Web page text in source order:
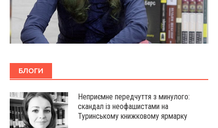
БЛОГИ
Неприємне передчуття з минулого:
скандал із неофашистами на
Туринському книжковому ярмарку